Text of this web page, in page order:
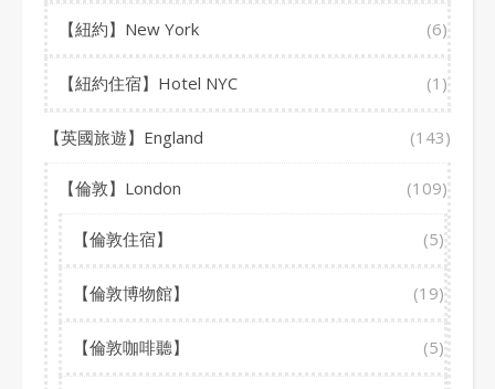
【紐約】New York (6)
【紐約住宿】Hotel NYC (1)
【英國旅遊】England (143)
【倫敦】London (109)
【倫敦住宿】 (5)
【倫敦博物館】 (19)
【倫敦咖啡聽】 (5)